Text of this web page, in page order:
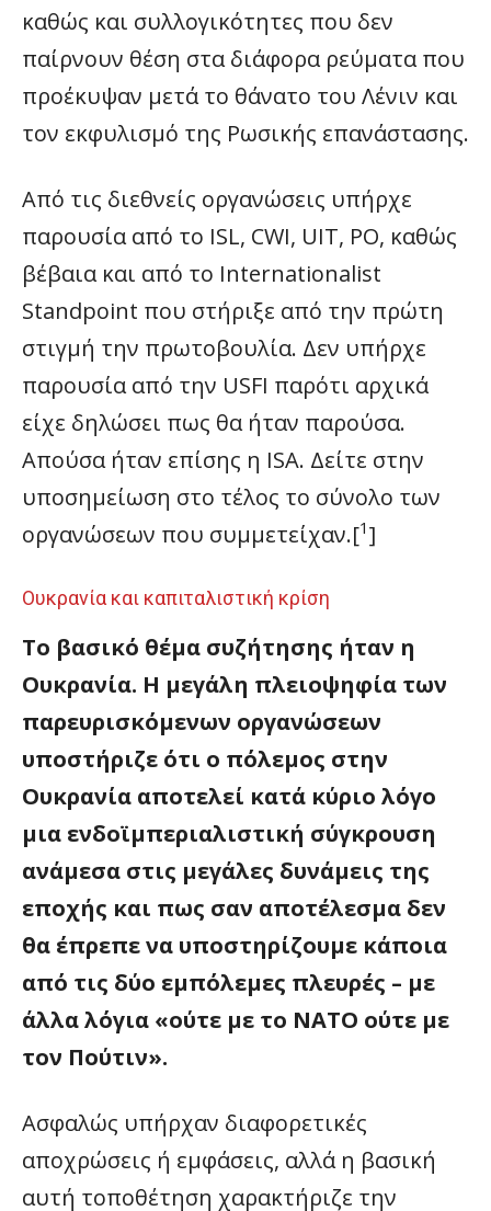
καθώς και συλλογικότητες που δεν
παίρνουν θέση στα διάφορα ρεύματα που
προέκυψαν μετά το θάνατο του Λένιν και
τον εκφυλισμό της Ρωσικής επανάστασης.
Από τις διεθνείς οργανώσεις υπήρχε
παρουσία από το ISL, CWI, UIT, PO, καθώς
βέβαια και από το Internationalist
Standpoint που στήριξε από την πρώτη
στιγμή την πρωτοβουλία. Δεν υπήρχε
παρουσία από την USFI παρότι αρχικά
είχε δηλώσει πως θα ήταν παρούσα.
Απούσα ήταν επίσης η ISA. Δείτε στην
υποσημείωση στο τέλος το σύνολο των
οργανώσεων που συμμετείχαν.[1 ]
Ουκρανία και καπιταλιστική κρίση
Το βασικό θέμα συζήτησης ήταν η
Ουκρανία. Η μεγάλη πλειοψηφία των
παρευρισκόμενων οργανώσεων
υποστήριζε ότι ο πόλεμος στην
Ουκρανία αποτελεί κατά κύριο λόγο
μια ενδοϊμπεριαλιστική σύγκρουση
ανάμεσα στις μεγάλες δυνάμεις της
εποχής και πως σαν αποτέλεσμα δεν
θα έπρεπε να υποστηρίζουμε κάποια
από τις δύο εμπόλεμες πλευρές – με
άλλα λόγια «ούτε με το ΝΑΤΟ ούτε με
τον Πούτιν».
Ασφαλώς υπήρχαν διαφορετικές
αποχρώσεις ή εμφάσεις, αλλά η βασική
αυτή τοποθέτηση χαρακτήριζε την